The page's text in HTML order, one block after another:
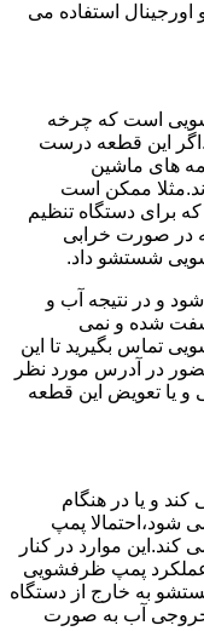
استفاده می
است که چرخه
این قطعه درست
های ماشین
ممکن است
برای دستگاه تنظیم
که در صورت خرابی
شستشو داد.
و در نتیجه آب و
سفت شده و نمی
تماس بگیرید تا این
در آدرس مورد نظر
و یا تعویض این قطعه
و یا در هنگام
شود،احتمالا پمپ
کند.این موارد در کنار
عملکرد پمپ ظرفشویی
به خارج از دستگاه
خروجی آب به صورت